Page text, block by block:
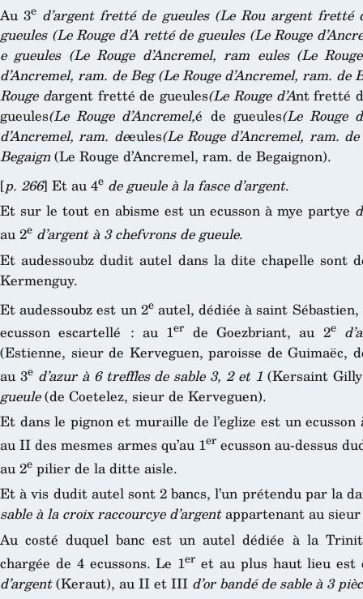
Au 3e d’argent fretté de gueules (Le Rouargent fretté
gueules (Le Rouge d’Aretté de gueules (Le Rouge
e gueules (Le Rouge d’Ancremel, ram eules (Le
d’Ancremel, ram. de Beg(Le Rouge d’Ancremel, ram. de
Rouge dargent fretté de gueules(Le Rouge d’Ant fretté
gueules(Le Rouge d’Ancremel,é de gueules(Le Rouge
d’Ancremel, ram. deeules(Le Rouge d’Ancremel, ram.
Begaign (Le Rouge d’Ancremel, ram. de Begaignon).
[p. 266] Et au 4e de gueule à la fasce d’argent.
Et sur le tout en abisme est un ecusson à mye partye
au 2e d’argent à 3 chefvrons de gueule.
Et audessoubz dudit autel dans la dite chapelle sont
Kermenguy.
Et audessoubz est un 2eautel, dédiée à saint
ecusson escartellé : au 1er de Goezbriant, au 2e
(Estienne, sieur de Kerveguen, paroisse de Guimaëc,
au 3e d’azur à 6 treffles de sable 3, 2 et 1(Kersaint
gueule(de Coetelez, sieur de Kerveguen).
Et dans le pignon et muraille de l’eglize est un
au II des mesmes armes qu’au 1erecusson au-dessus
au 2e pilier de la ditte aisle.
Et à vis dudit autel sont 2 bancs, l’un prétendu par la
sable à la croix raccourcye d’argentappartenant au
Au costé duquel banc est un autel dédiée à la
chargée de 4 ecussons. Le 1er et au plus haut lieu
d’argent(Keraut), au II et III d’or bandé de sable à 3